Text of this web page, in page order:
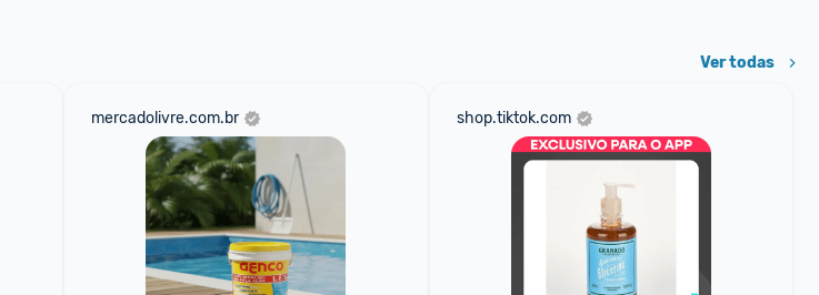
Ver todas
mercadolivre.com.br shop.tiktok.com